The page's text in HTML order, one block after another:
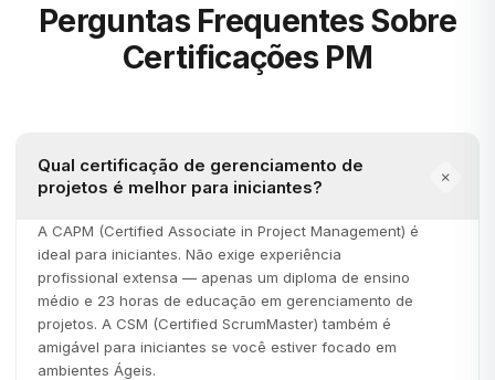
Perguntas Frequentes Sobre
Certificações PM
Qual certificação de gerenciamento de
projetos é melhor para iniciantes?
A CAPM (Certified Associate in Project Management) é
ideal para iniciantes. Não exige experiência
profissional extensa — apenas um diploma de ensino
médio e 23 horas de educação em gerenciamento de
projetos. A CSM (Certified ScrumMaster) também é
amigável para iniciantes se você estiver focado em
ambientes Ágeis.